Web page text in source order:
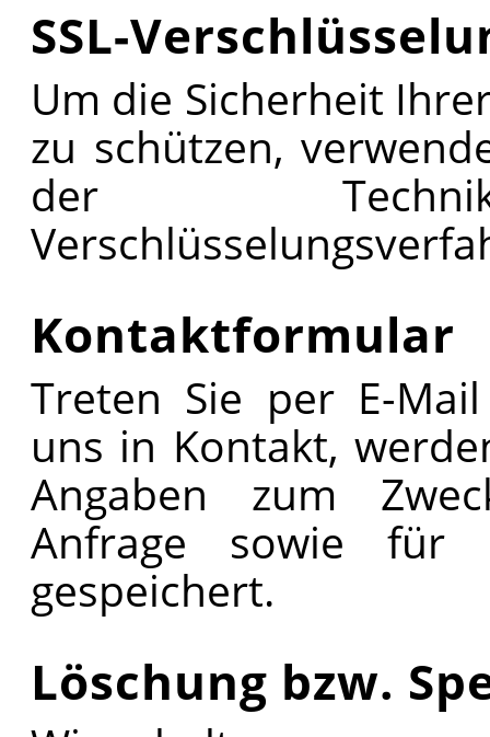
SSL-
Um die Sicherheit
zu schützen,
der Technik
Kontaktformular
Treten Sie per E-
uns in Kontakt,
Angaben zum
Anfrage sowie für
gespeichert.
Löschung bzw.